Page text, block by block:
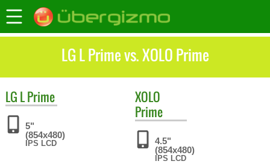
LG L Prime vs. XOLO Prime
LG L Prime
5"
(854x480)
IPS LCD
XOLO
Prime
4.5"
(854x480)
IPS LCD